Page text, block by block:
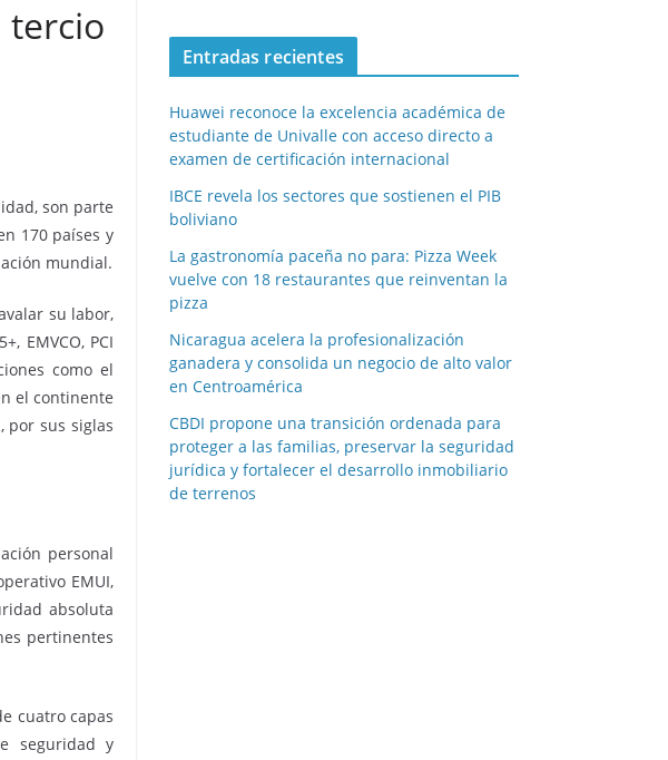
tercio
son parte
170 países y
mundial.
su labor,
EMVCO, PCI
como el
el continente
por sus siglas
personal
EMUI,
absoluta
pertinentes
cuatro capas
seguridad y
Entradas recientes
Huawei reconoce la excelencia académica de
estudiante de Univalle con acceso directo a
examen de certificación internacional
IBCE revela los sectores que sostienen el PIB
boliviano
La gastronomía paceña no para: Pizza Week
vuelve con 18 restaurantes que reinventan la
pizza
Nicaragua acelera la profesionalización
ganadera y consolida un negocio de alto valor
en Centroamérica
CBDI propone una transición ordenada para
proteger a las familias, preservar la seguridad
jurídica y fortalecer el desarrollo inmobiliario
de terrenos